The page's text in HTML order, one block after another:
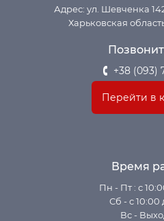
Адрес: ул. Шевченка
Харьковская
+38 (093)
Перейти в
Время
Пн - Пт : с
Сб - с 10:00
Вс -